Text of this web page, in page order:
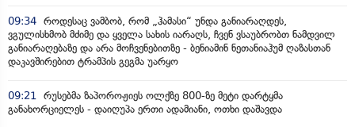
09:34 როდესაც ვამბობ, რომ „ჰამასი“ უნდა განიარაღდეს,
ვგულისხმობ მძიმე და ყველა სახის იარაღს, ჩვენ ვსაუბრობთ ნამდვილ
განიარაღებაზე და არა მოჩვენებითზე - ბენიამინ ნეთანიაჰუმ ღაზასთან
დაკავშირებით ტრამპის გეგმა უარყო
09:21
რუსებმა ზაპოროჟიეს ოლქზე 800-ზე მეტი დარტყმა
განახორციელეს - დაიღუპა ერთი ადამიანი, ოთხი დაშავდა